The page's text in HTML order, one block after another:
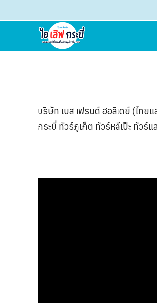
บริษัท เบส เฟรนด์ ฮอลิเดย์ (ไท
กระบี่ ทัวร์ภูเก็ต ทัวร์หลีเป๊ะ ทัว